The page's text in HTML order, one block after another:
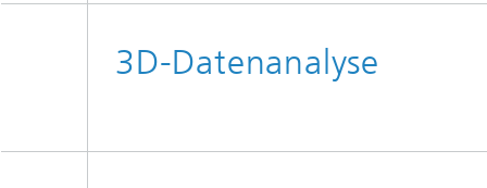
Anwendungen
3D-Datenanalyse